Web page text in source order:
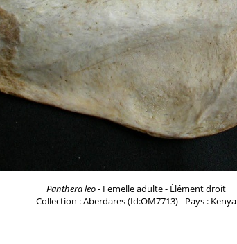
Panthera leo- Femelle adulte - Élément droit
Collection : Aberdares (Id:OM7713) - Pays : Kenya